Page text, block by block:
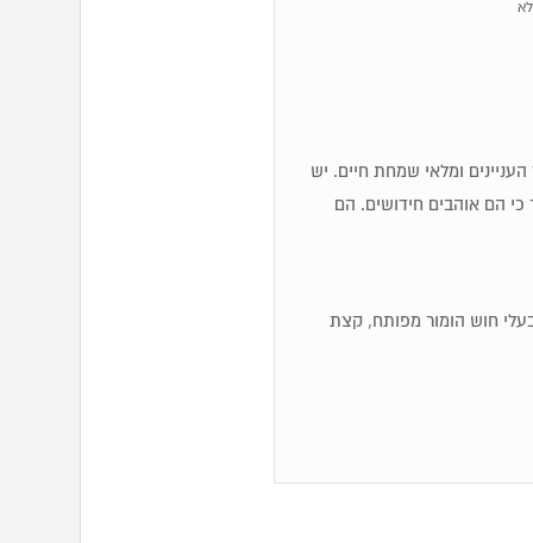
העניינים ומלאי שמחת חיים. יש
כי הם אוהבים חידושים. הם
בעלי חוש הומור מפותח, קצת